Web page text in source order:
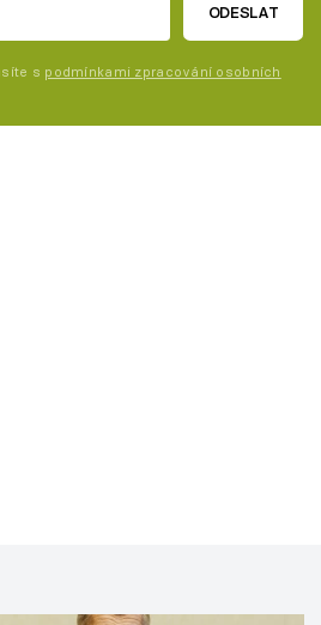
ODESLAT
s podmínkami zpracování osobních